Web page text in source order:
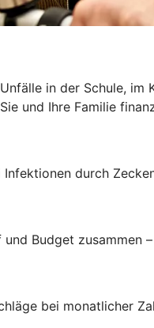
in der Schule,
und Ihre Familie
durch
Budget zusammen
bei monatlicher